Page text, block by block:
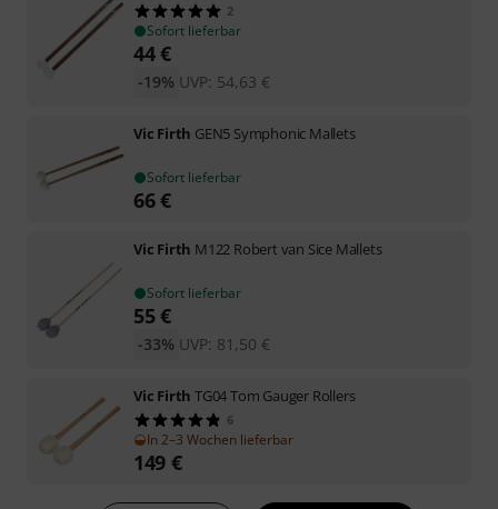
2
Sofort lieferbar
44€
UVP: 54,63 €
-19%
Vic Firth GEN5 Symphonic Mallets
Sofort lieferbar
66€
Vic Firth M122 Robert van Sice Mallets
Sofort lieferbar
55€
UVP: 81,50 €
-33%
Vic Firth TG04 Tom Gauger Rollers
6
In 2–3 Wochen lieferbar
149 €